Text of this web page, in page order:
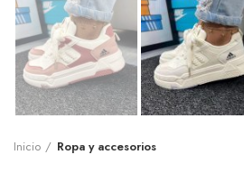
Inicio Ropa y accesorios